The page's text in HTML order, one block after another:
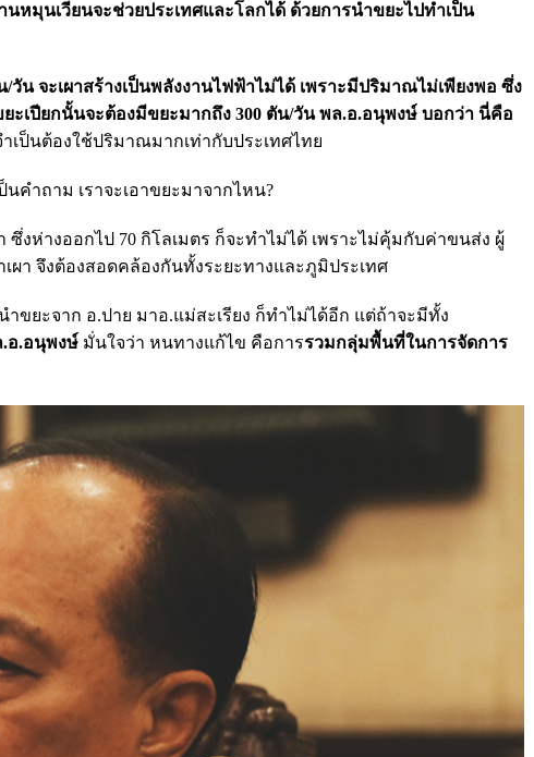
นหมุนเวียนจะช่วยประเทศและโลกได้ ด้วยการนำขยะไปทำเป็น
/วัน จะเผาสร้างเป็นพลังงานไฟฟ้าไม่ได้ เพราะมีปริมาณไม่เพียงพอ ซึ่ง
เปียกนั้นจะต้องมีขยะมากถึง 300 ตัน/วันพล.อ.อนุพงษ์ บอกว่า นี่คือ
ป็นต้องใช้ปริมาณมากเท่ากับประเทศไทย
ำถาม เราจะเอาขยะมาจากไหน?
งห่างออกไป 70 กิโลเมตร ก็จะทำไม่ได้ เพราะไม่คุ้มกับค่าขนส่ง ผู้
ผา จึงต้องสอดคล้องกันทั้งระยะทางและภูมิประเทศ
ขยะจาก อ.ปาย มาอ.แม่สะเรียง ก็ทำไม่ได้อีก แต่ถ้าจะมีทั้ง
อ.อนุพงษ์ มั่นใจว่า หนทางแก้ไข คือการรวมกลุ่มพื้นที่ในการจัดการ